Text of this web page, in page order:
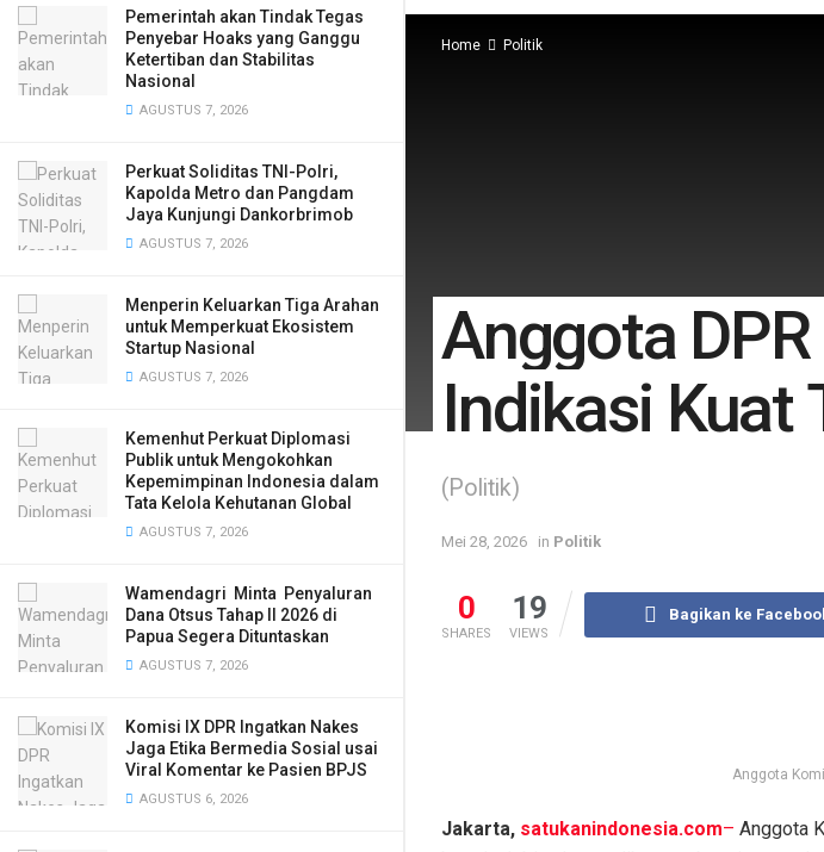
Pemerintah akan Tindak Tegas
Penyebar Hoaks yang Ganggu
Ketertiban dan Stabilitas
Nasional
AGUSTUS 7, 2026
Perkuat Soliditas TNI-Polri,
Kapolda Metro dan Pangdam
Jaya Kunjungi Dankorbrimob
AGUSTUS 7, 2026
Menperin Keluarkan Tiga Arahan
untuk Memperkuat Ekosistem
Startup Nasional
AGUSTUS 7, 2026
Kemenhut Perkuat Diplomasi
Publik untuk Mengokohkan
Kepemimpinan Indonesia dalam
Tata Kelola Kehutanan Global
AGUSTUS 7, 2026
Wamendagri Minta Penyaluran
Dana Otsus Tahap II 2026 di
Papua Segera Dituntaskan
AGUSTUS 7, 2026
Komisi IX DPR Ingatkan Nakes
Jaga Etika Bermedia Sosial usai
Viral Komentar ke Pasien BPJS
AGUSTUS 6, 2026
Home Politik
Anggota
Indikasi Kuat
(Politik)
Mei 28, 2026 in Politik
0
SHARES
19
VIEWS
Bagikan ke
Anggota
Jakarta, satukanindonesia.com– Anggota